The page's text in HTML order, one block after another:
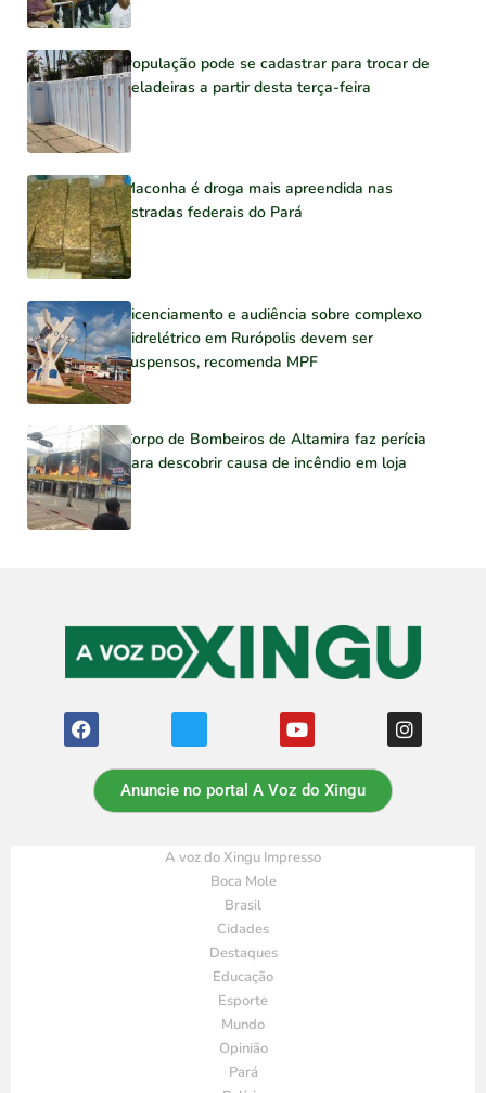
População pode se cadastrar para trocar de
geladeiras a partir desta terça-feira
Maconha é droga mais apreendida nas
estradas federais do Pará
Licenciamento e audiência sobre complexo
hidrelétrico em Rurópolis devem ser
suspensos, recomenda MPF
Corpo de Bombeiros de Altamira faz perícia
para descobrir causa de incêndio em loja
Anuncie no portal A Voz do Xingu
A voz do Xingu Impresso
Boca Mole
Brasil
Cidades
Destaques
Educação
Esporte
Mundo
Opinião
Pará